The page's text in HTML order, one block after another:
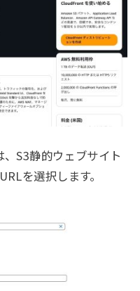
S3静的ウェブサイト
を選択します。